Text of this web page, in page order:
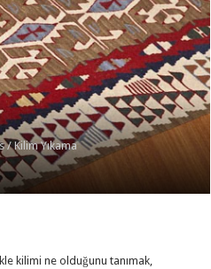
/ Kilim Yıkama
kilimi ne olduğunu tanımak,